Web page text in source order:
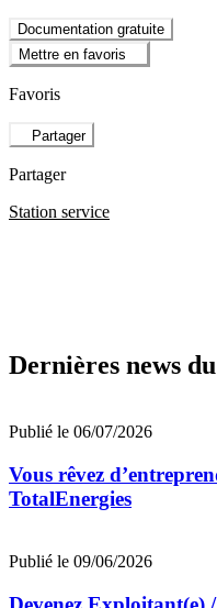
Documentation gratuite
Mettre en favoris
Favoris
Partager
Partager
Station service
Dernières news
Publié le 06/07/2026
Vous rêvez
TotalEnergies
Publié le 09/06/2026